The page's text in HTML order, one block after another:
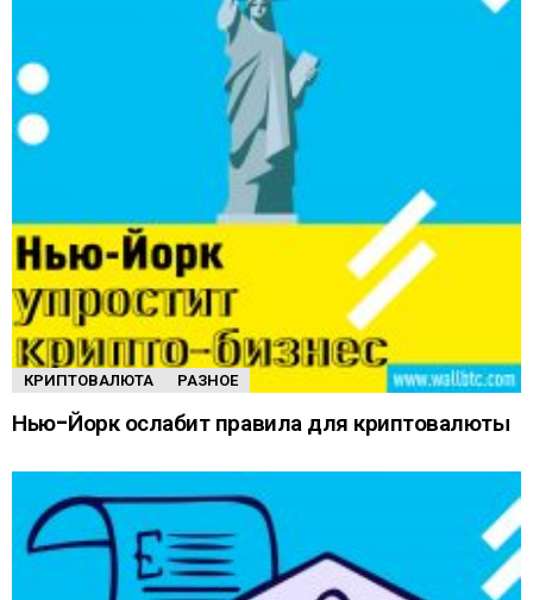
КРИПТОВАЛЮТА РАЗНОЕ
Нью-Йорк ослабит правила для криптовалюты